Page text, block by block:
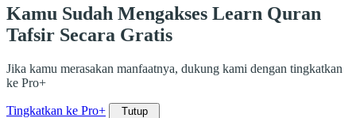
Kamu Sudah Mengakses Learn Quran
Tafsir Secara Gratis
Jika kamu merasakan manfaatnya, dukung kami dengan tingkatkan
ke Pro+
Tingkatkan ke Pro+ Tutup